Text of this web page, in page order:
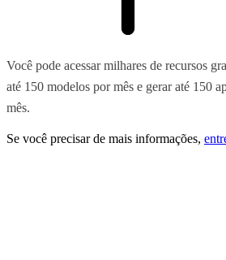
Você pode acessar milhares de recursos
até 150 modelos por mês e gerar até 150
mês.
Se você precisar de mais informações,